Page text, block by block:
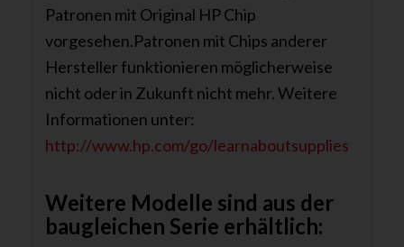
Patronen mit Original HP Chip
vorgesehen.Patronen mit Chips anderer
Hersteller funktionieren möglicherweise
nicht oder in Zukunft nicht mehr. Weitere
Informationen unter:
http://www.hp.com/go/learnaboutsupplies
Weitere Modelle sind aus der
baugleichen Serie erhältlich: